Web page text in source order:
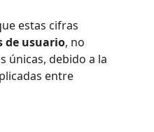
estas cifras
de usuario, no
únicas, debido a la
entre